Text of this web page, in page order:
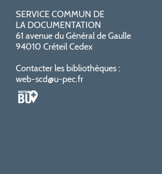
SERVICE COMMUN DE
LA DOCUMENTATION
61 avenue du Général de Gaulle
94010 Créteil Cedex
Contacter les bibliothèques :
web-scd@u-pec.fr